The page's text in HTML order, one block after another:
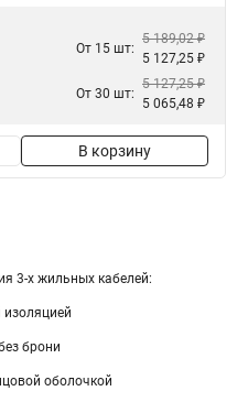
От 15 шт:
5 189,02 ₽
5 127,25 ₽
От 30 шт:
5 127,25 ₽
5 065,48 ₽
В корзину
3-х жильных кабелей:
брони
оболочкой